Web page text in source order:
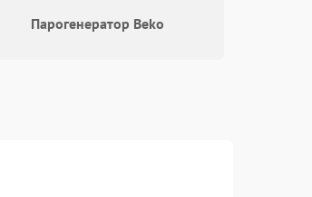
Парогенератор Beko